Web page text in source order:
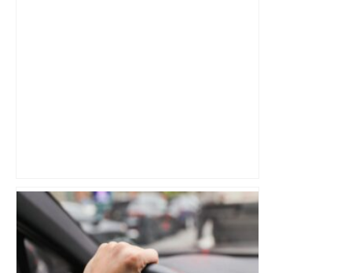
"C’est l’une des plus fortes
fréquentations du circuit" : Toulouse
est-elle la capitale du poker amateur –
ladepeche.fr